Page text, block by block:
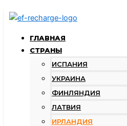
ГЛАВНАЯ
СТРАНЫ
ИСПАНИЯ
УКРАИНА
ФИНЛЯНДИЯ
ЛАТВИЯ
ИРЛАНДИЯ